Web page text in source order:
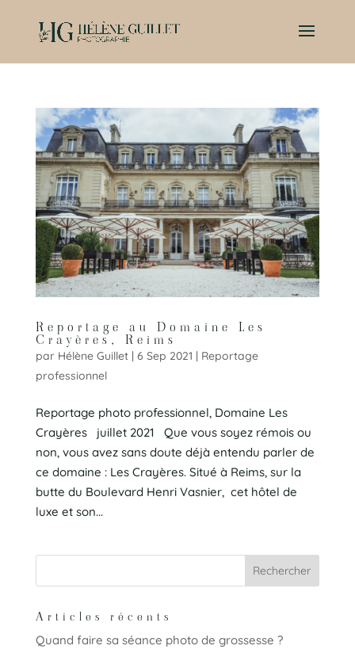
Reportage au Domaine Les
Crayères, Reims
par Hélène Guillet| 6 Sep 2021 | Reportage
professionnel
Reportage photo professionnel, Domaine Les
Crayères juillet 2021 Que vous soyez rémois ou
non, vous avez sans doute déjà entendu parler de
ce domaine : Les Crayères. Situé à Reims, sur la
butte du Boulevard Henri Vasnier, cet hôtel de
luxe et son...
Articles récents
Quand faire sa séance photo de grossesse ?